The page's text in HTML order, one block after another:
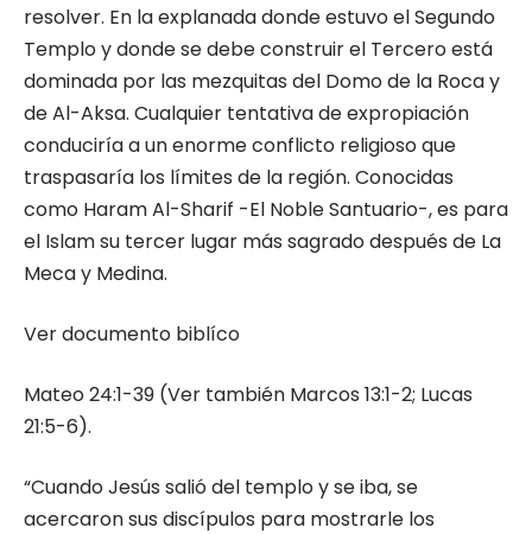
resolver. En la explanada donde estuvo el Segundo
Templo y donde se debe construir el Tercero está
dominada por las mezquitas del Domo de la Roca y
de Al-Aksa. Cualquier tentativa de expropiación
conduciría a un enorme conflicto religioso que
traspasaría los límites de la región. Conocidas
como Haram Al-Sharif -El Noble Santuario-, es para
el Islam su tercer lugar más sagrado después de La
Meca y Medina.
Ver documento biblíco
Mateo 24:1-39 (Ver también Marcos 13:1-2; Lucas
21:5-6).
“Cuando Jesús salió del templo y se iba, se
acercaron sus discípulos para mostrarle los